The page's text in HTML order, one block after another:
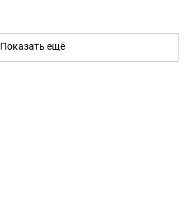
Показать ещё